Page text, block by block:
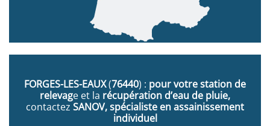
FORGES-LES-EAUX(76440) : pour votre station de
relevage et la récupération d’eau de pluie,
contactez SANOV, spécialiste en assainissement
individuel